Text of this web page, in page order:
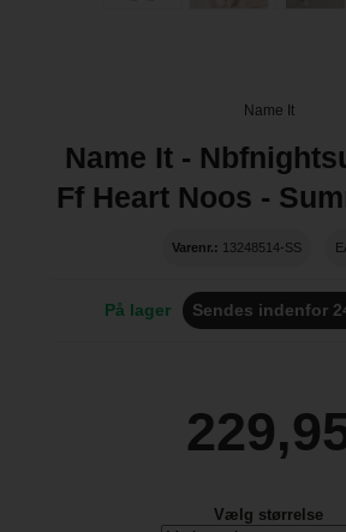
Name It
Name It -
Ff Heart Noos -
Varenr.: 13248514-SS
På lager Sendes indenfor
Vælg størrelse